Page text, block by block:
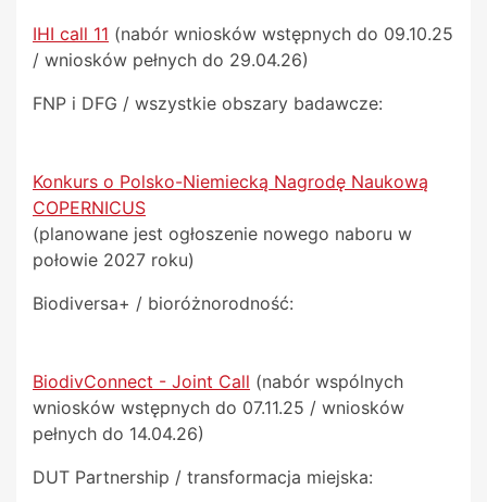
IHI call 11 (nabór wniosków wstępnych do 09.10.25
/ wniosków pełnych do 29.04.26)
FNP i DFG / wszystkie obszary badawcze:
Konkurs o Polsko-Niemiecką Nagrodę Naukową
COPERNICUS
(planowane jest ogłoszenie nowego naboru w
połowie 2027 roku)
Biodiversa+ / bioróżnorodność:
BiodivConnect - Joint Call (nabór wspólnych
wniosków wstępnych do 07.11.25 / wniosków
pełnych do 14.04.26)
DUT Partnership / transformacja miejska: